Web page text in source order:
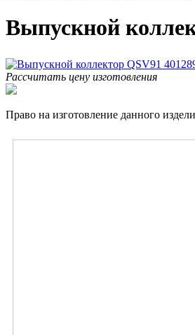
Выпускной
Рассчитать цену изготовления
Право на изготовление данного